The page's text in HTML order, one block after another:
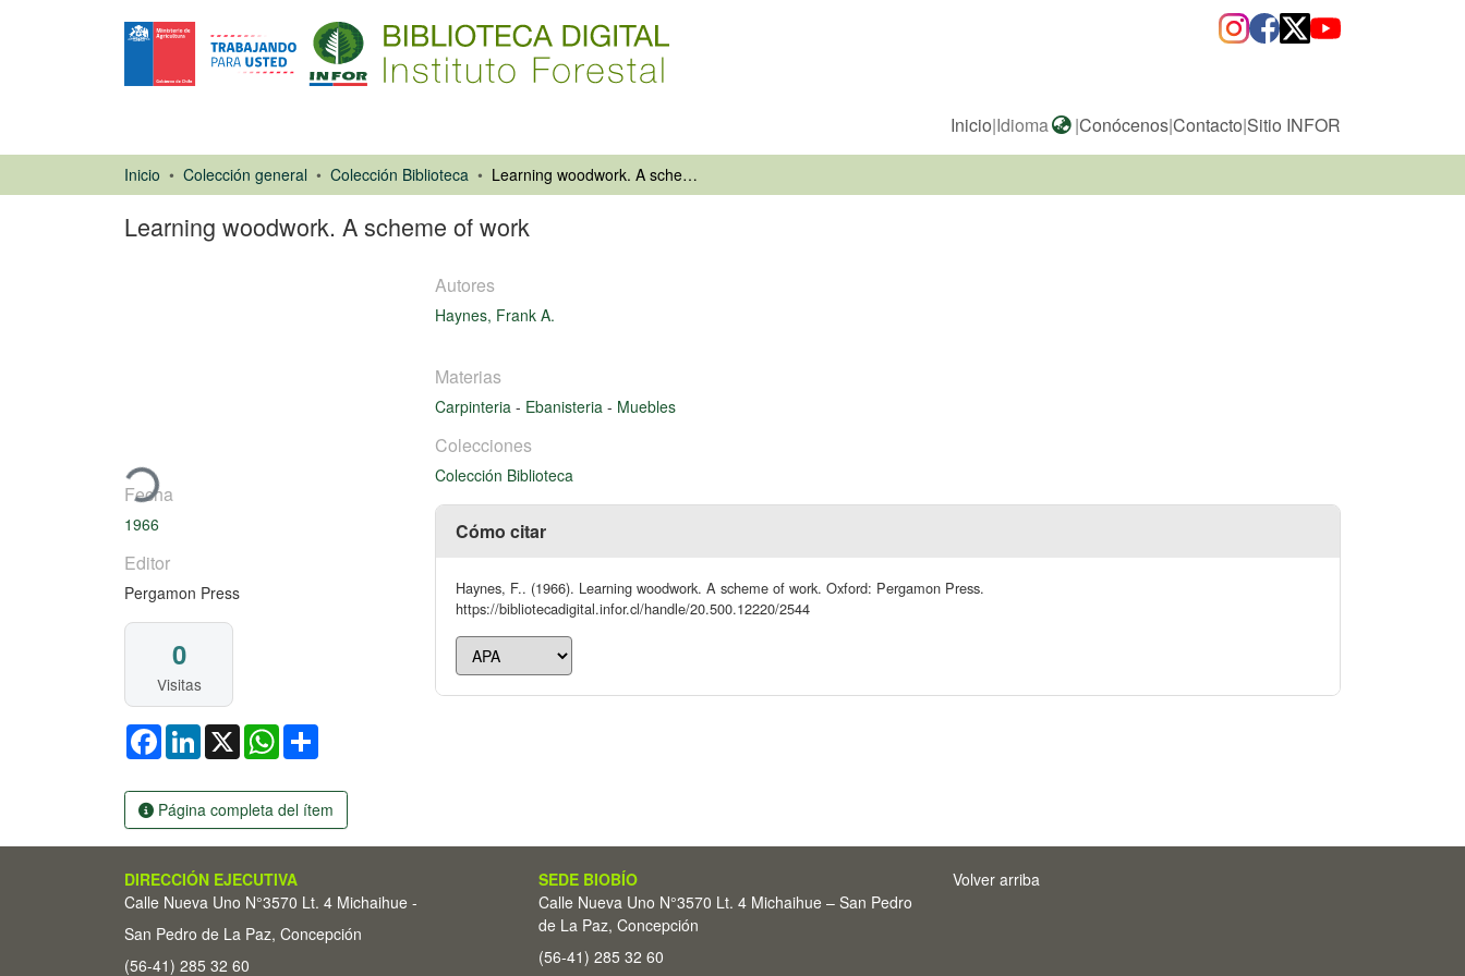
Inicio|Idioma |Conócenos|Contacto|Sitio INFOR
Inicio Colección general Colección Biblioteca Learning woodwork. A scheme of work
Learning woodwork. A scheme of work
Cargando...
Fecha
1966
Editor
Pergamon Press
0
Visitas
FacebookLinkedIn
X WhatsApp
Página completa del ítem
Autores
Haynes, Frank A.
Materias
Carpinteria - Ebanisteria - Muebles
Colecciones
Colección Biblioteca
Cómo citar
Haynes, F.. (1966). Learning woodwork. A scheme of work. Oxford: Pergamon Press.
https://bibliotecadigital.infor.cl/handle/20.500.12220/2544
DIRECCIÓN EJECUTIVA
Calle Nueva Uno N°3570 Lt. 4 Michaihue -
San Pedro de La Paz, Concepción
(56-41) 285 32 60
SEDE BIOBÍO
Calle Nueva Uno N°3570 Lt. 4 Michaihue – San Pedro
de La Paz, Concepción
(56-41) 285 32 60
Volver arriba